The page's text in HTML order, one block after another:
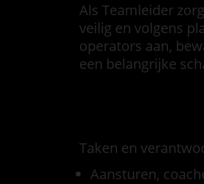
Als Teamleider
veilig en volgens
operators aan,
een belangrijke
Taken en
Aansturen,